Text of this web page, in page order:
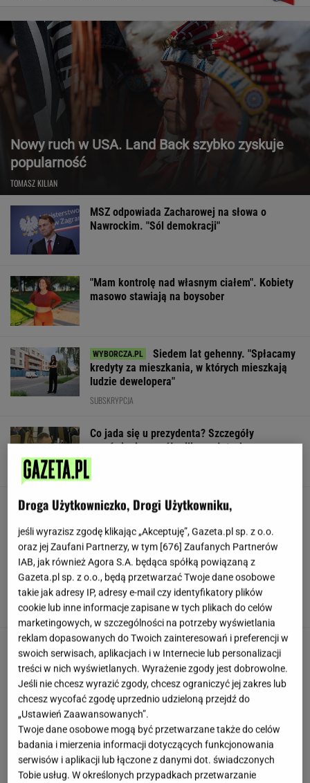
Nowy ruch w USA. Land Back szybko zyskuje
popularność
TOMASZ KILIAN
MSZ odpowiada Zacharowej na słowa o
Nawrockim. "Sól demokracji"
"Mam kontrolę nad własnym ciałem". Kobiety
masowo stawiają na boysober
Siedem lat gehenny. "Spłacamy
kredyty za mieszkania, w których mieszkają
ludzie dewelopera"
SUBSKRYPCJA
Co jada się u prezydenta? Szczegóły
zamówienia za pół miliona złotych
Nowe zdjęcie Johna Goodmana trafiło do
sieci. Aktor schudł 90 kg
"Poznajmy się bliżej". Nawrocka zaprasza
młode Polki
Droga Użytkowniczko, Drogi Użytkowniku,
jeśli wyrazisz zgodę klikając „Akceptuję”, Gazeta.pl sp. z o.o.
oraz jej Zaufani Partnerzy, w tym [676] Zaufanych Partnerów
IAB, jak również Agora S.A. będąca spółką powiązaną z
Gazeta.pl sp. z o.o., będą przetwarzać Twoje dane osobowe
takie jak adresy IP, adresy e-mail czy identyfikatory plików
cookie lub inne informacje zapisane w tych plikach do celów
marketingowych, w szczególności na potrzeby wyświetlania
reklam dopasowanych do Twoich zainteresowań i preferencji w
swoich serwisach, aplikacjach i w Internecie lub personalizacji
treści w nich wyświetlanych. Wyrażenie zgody jest dobrowolne.
Jeśli nie chcesz wyrazić zgody, chcesz ograniczyć jej zakres lub
chcesz wycofać zgodę uprzednio udzieloną przejdź do
„Ustawień Zaawansowanych”.
Twoje dane osobowe mogą być przetwarzane także do celów
badania i mierzenia informacji dotyczących funkcjonowania
serwisów i aplikacji lub łączone z danymi dot. świadczonych
Tobie usług. W określonych przypadkach przetwarzanie